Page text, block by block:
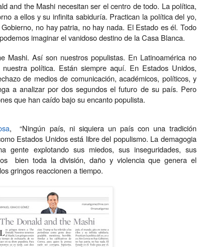
and the Mashi necesitan ser el centro de todo. La política,
a ellos y su infinita sabiduría. Practican la política del yo,
no hay patria, no hay nada. El Estado es él. Todo
imaginar el vanidoso destino de la Casa Blanca.
Mashi. Así son nuestros populistas. En Latinoamérica no
política. Están siempre aquí. En Estados Unidos,
de medios de comunicación, académicos, políticos, y
a analizar por dos segundos el futuro de su país. Pero
que han caído bajo su encanto populista.
, “Ningún país, ni siquiera un país con una tradición
Estados Unidos está libre del populismo. La demagogia
gente explotando sus miedos, sus inseguridades, sus
bien toda la división, daño y violencia que genera el
gringos reaccionen a tiempo.